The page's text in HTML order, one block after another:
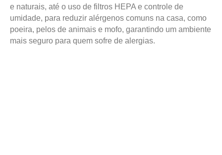
e naturais, até o uso de filtros HEPA e controle de
umidade, para reduzir alérgenos comuns na casa, como
poeira, pelos de animais e mofo, garantindo um ambiente
mais seguro para quem sofre de alergias.